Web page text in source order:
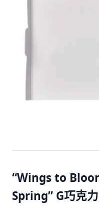
“Wings to
Spring” G巧克